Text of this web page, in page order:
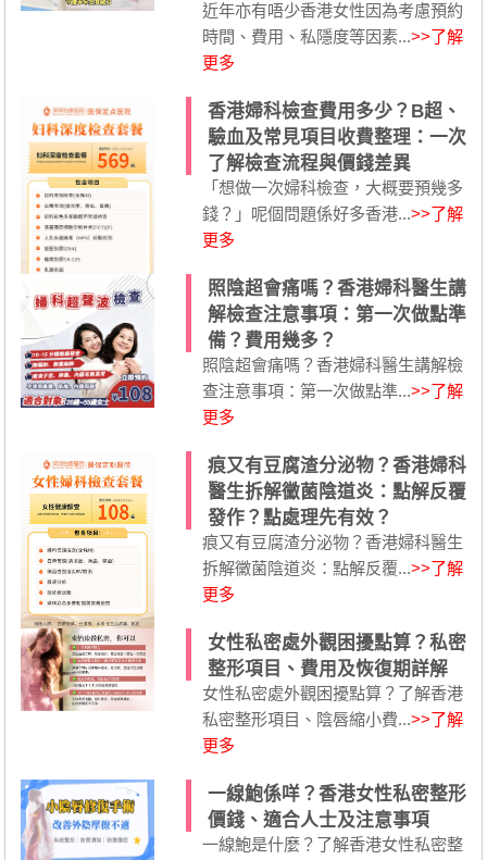
近年亦有唔少香港女性因為考慮預約
時間、費用、私隱度等因素...>>了解
更多
香港婦科檢查費用多少？B超、
驗血及常見項目收費整理：一次
了解檢查流程與價錢差異
「想做一次婦科檢查，大概要預幾多
錢？」呢個問題係好多香港...>>了解
更多
照陰超會痛嗎？香港婦科醫生講
解檢查注意事項：第一次做點準
備？費用幾多？
照陰超會痛嗎？香港婦科醫生講解檢
查注意事項：第一次做點準...>>了解
更多
痕又有豆腐渣分泌物？香港婦科
醫生拆解黴菌陰道炎：點解反覆
發作？點處理先有效？
痕又有豆腐渣分泌物？香港婦科醫生
拆解黴菌陰道炎：點解反覆...>>了解
更多
女性私密處外觀困擾點算？私密
整形項目、費用及恢復期詳解
女性私密處外觀困擾點算？了解香港
私密整形項目、陰唇縮小費...>>了解
更多
一線鮑係咩？香港女性私密整形
價錢、適合人士及注意事項
一線鮑是什麼？了解香港女性私密整